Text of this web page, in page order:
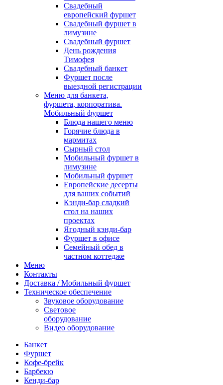
Свадебный
европейский фуршет
Свадебный фуршет в
лимузине
Свадебный фуршет
День рождения
Тимофея
Свадебный банкет
Фуршет после
выездной регистрации
Меню для банкета,
фуршета, корпоратива.
Мобильный фуршет
Блюда нашего меню
Горячие блюда в
мармитах
Сырный стол
Мобильный фуршет в
лимузине
Мобильный фуршет
Европейские десерты
для ваших событий
Кэнди-бар сладкий
стол на наших
проектах
Ягодный кэнди-бар
Фуршет в офисе
Семейный обед в
частном коттедже
Меню
Контакты
Доставка / Мобильный фуршет
Техническое обеспечение
Звуковое оборудование
Световое
оборудование
Видео оборудование
Банкет
Фуршет
Кофе-брейк
Барбекю
Кенди-бар